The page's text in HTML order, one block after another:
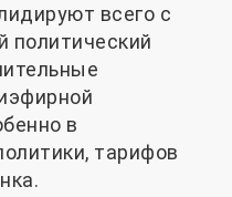
всего с
политический
в
тарифов